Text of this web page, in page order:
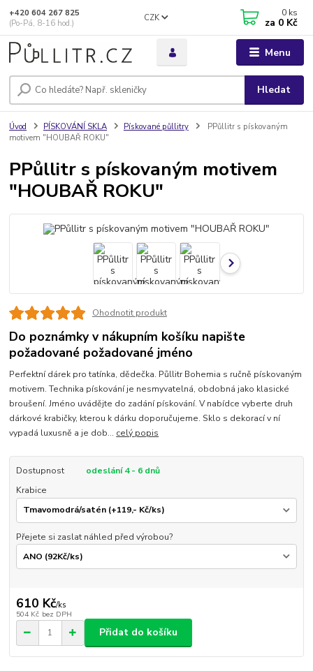
Menu
CZK
Hledat
+420 604 267 825
(Po-Pá, 8-16 hod.)
0 ks
za 0 Kč
Úvod PÍSKOVÁNÍ SKLA Pískované půllitry
PPůllitr s pískovaným
motivem "HOUBAŘ ROKU"
PPůllitr s pískovaným motivem
"HOUBAŘ ROKU"
Ohodnotit produkt
Do poznámky v nákupním košíku napište
požadované požadované jméno
Perfektní dárek pro tatínka, dědečka. Půllitr Bohemia s ručně pískovaným
motivem. Technika pískování je nesmyvatelná, obdobná jako klasické
broušení. Jméno uvádějte do zadání pískování. V nabídce vyberte druh
dárkové krabičky, kterou k dárku doporučujeme. Sklo s dekorací v ní
vypadá luxusně a je dob... celý popis
Dostupnost
odeslání 4 - 6 dnů
Krabice
Přejete si zaslat náhled před výrobou?
610 Kč/ks
504 Kč bez DPH
Přidat do košíku